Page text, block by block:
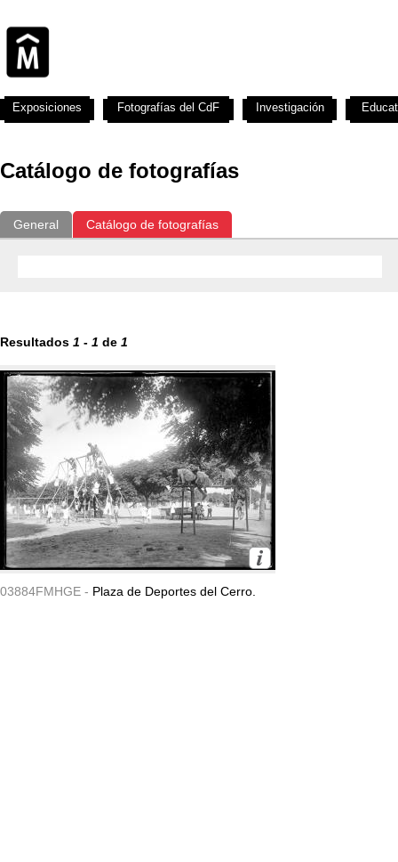
Catálogo de fotografías
General Catálogo de fotografías
Resultados 1 - 1 de 1
03884FMHGE - Plaza de Deportes del Cerro.
Exposiciones Fotografías del CdF Investigación